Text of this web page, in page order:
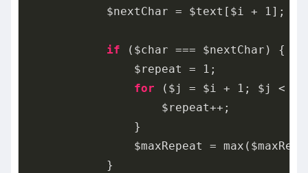
            $nextChar = $text[$i +
1];
if ($char === $nextChar) {
                $repeat =
1 ;
for ($j = $i + 1 ; $j <
                    $repeat++;
                }
$maxRepeat =
            }